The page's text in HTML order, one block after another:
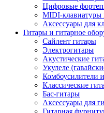
Цифровые
MIDI-
Аксессуары для
Гитары и гитарное
Сайлент гитары
Электрогитары
Акустические
Укулеле
Комбоусилители
Классические
Бас-гитары
Аксессуары для
Гитарная